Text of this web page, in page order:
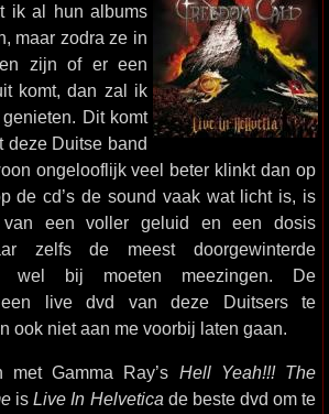
ik al hun albums
maar zodra ze in
zijn of er een
komt, dan zal ik
Dit komt
deze Duitse band
ongelooflijk veel beter klinkt dan op
de cd’s de sound vaak wat licht is, is
een voller geluid en een dosis
zelfs de meest doorgewinterde
wel bij moeten meezingen. De
een live dvd van deze Duitsers te
ook niet aan me voorbij laten gaan.
met Gamma Ray’s Hell Yeah!!! The
isLive In Helvetica de beste dvd om te